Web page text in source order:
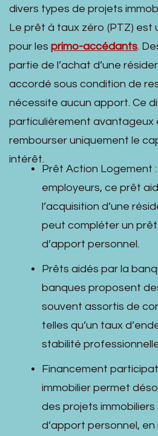
divers types de projets
Le prêt à taux zéro (PTZ) est
pour les primo-accédants.
partie de l’achat d’une
accordé sous condition de
nécessite aucun apport. Ce
particulièrement avantageux
rembourser uniquement le
intérêt.
Prêt Action Logement
employeurs, ce prêt
l’acquisition d’une
peut compléter un
d’apport personnel.
Prêts aidés par la
banques proposent
souvent assortis de
telles qu’un taux
stabilité
Financement
immobilier permet
des projets
d’apport personnel,